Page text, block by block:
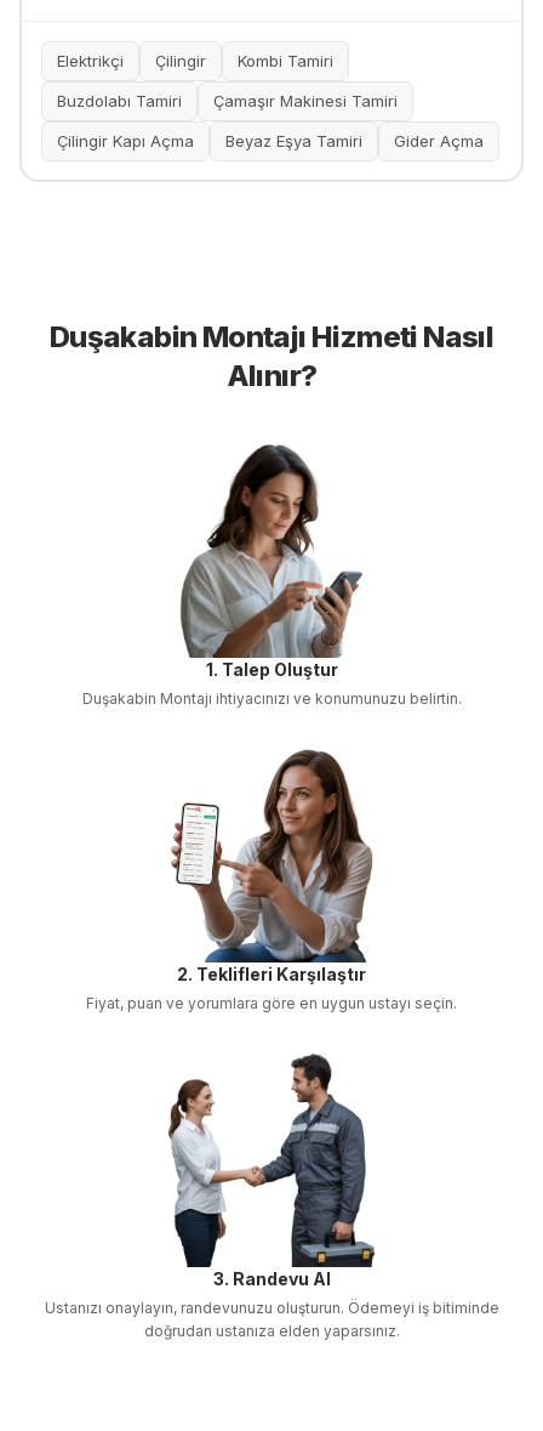
Elektrikçi Çilingir Kombi Tamiri
Buzdolabı Tamiri Çamaşır Makinesi Tamiri
Çilingir Kapı Açma Beyaz Eşya Tamiri Gider Açma
Duşakabin Montajı Hizmeti Nasıl
Alınır?
1. Talep Oluştur
Duşakabin Montajı ihtiyacınızı ve konumunuzu belirtin.
2. Teklifleri Karşılaştır
Fiyat, puan ve yorumlara göre en uygun ustayı seçin.
3. Randevu Al
Ustanızı onaylayın, randevunuzu oluşturun. Ödemeyi iş bitiminde
doğrudan ustanıza elden yaparsınız.